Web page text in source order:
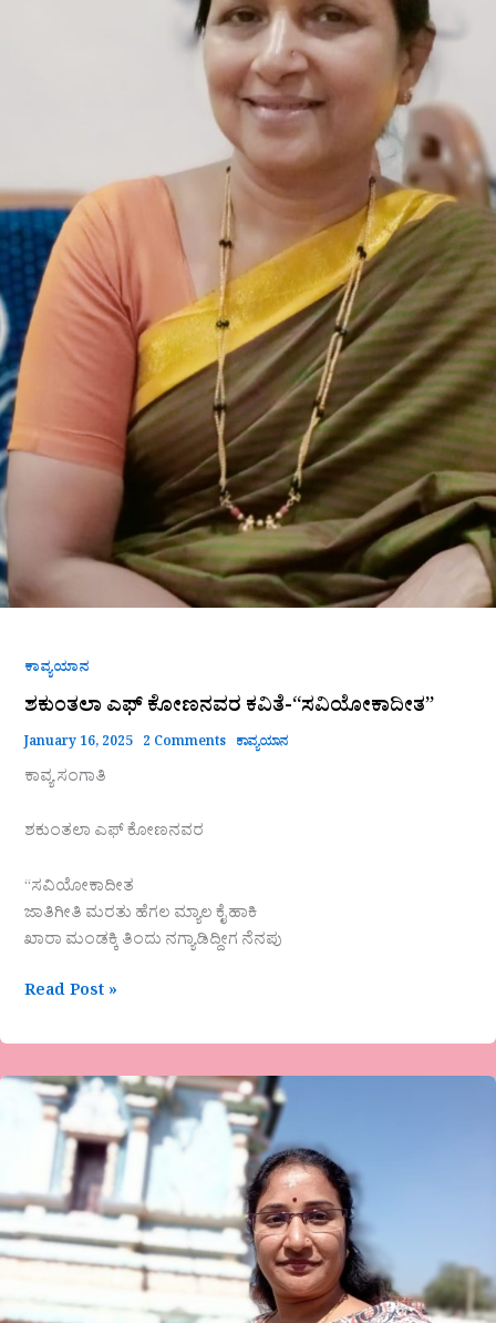
ಕಾವ್ಯಯಾನ
ಶಕುಂತಲಾ ಎಫ್ ಕೋಣನವರ ಕವಿತೆ-“ಸವಿಯೋಕಾದೀತ”
January 16, 2025 2 Comments ಕಾವ್ಯಯಾನ
ಕಾವ್ಯ ಸಂಗಾತಿ
ಶಕುಂತಲಾ ಎಫ್ ಕೋಣನವರ
“ಸವಿಯೋಕಾದೀತ
ಜಾತಿಗೀತಿ ಮರತು ಹೆಗಲ ಮ್ಯಾಲ ಕೈ ಹಾಕಿ
ಖಾರಾ ಮಂಡಕ್ಕಿ ತಿಂದು ನಗ್ಯಾಡಿದ್ದೀಗ ನೆನಪು
Read Post »
ಕಾವ್ಯ
ಪ್ರಸಾದ್
ಅವರ
ಕವಿತೆ-
ಶೃಂಗಾರ
ಕಾವ್ಯದ
ಅಪ್ಪಟ
ಬಂಗಾರ